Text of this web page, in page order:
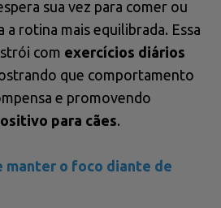
sua vez para comer ou
a rotina mais equilibrada. Essa
com exercícios diários
que comportamento
e promovendo
para cães.
manter o foco diante de